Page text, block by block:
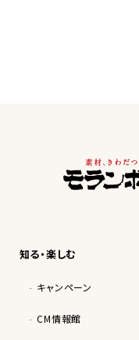
知る・楽しむ
キャンペーン
CM情報館